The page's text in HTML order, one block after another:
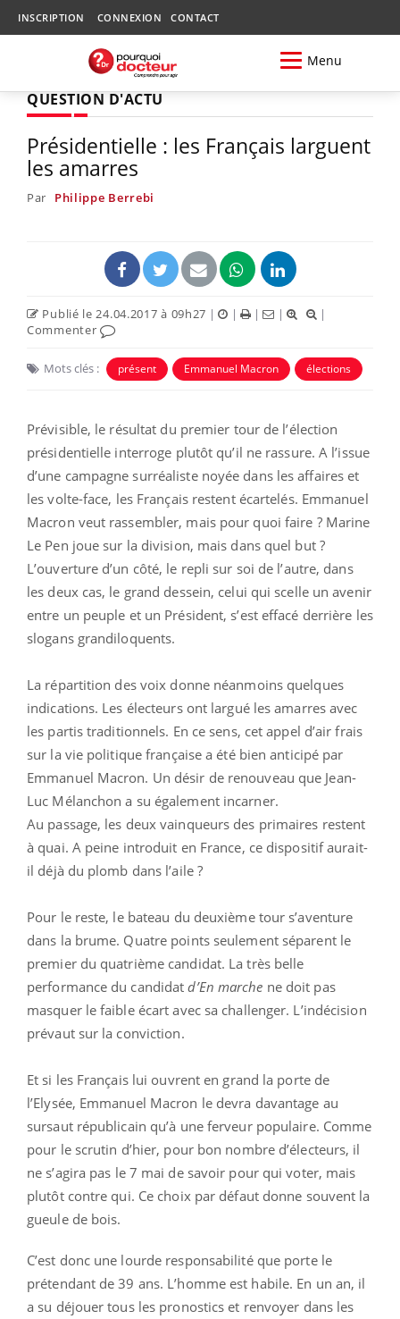
INSCRIPTION CONNEXION CONTACT
Menu
QUESTION D'ACTU
Présidentielle : les Français larguent
les amarres
Par Philippe Berrebi
Publié le 24.04.2017 à 09h27 | | | |
|
Commenter
Mots clés : présent Emmanuel Macron élections
Prévisible, le résultat du premier tour de l’élection
présidentielle interroge plutôt qu’il ne rassure. A l’issue
d’une campagne surréaliste noyée dans les affaires et
les volte-face, les Français restent écartelés. Emmanuel
Macron veut rassembler, mais pour quoi faire ? Marine
Le Pen joue sur la division, mais dans quel but ?
L’ouverture d’un côté, le repli sur soi de l’autre, dans
les deux cas, le grand dessein, celui qui scelle un avenir
entre un peuple et un Président, s’est effacé derrière les
slogans grandiloquents.
La répartition des voix donne néanmoins quelques
indications. Les électeurs ont largué les amarres avec
les partis traditionnels. En ce sens, cet appel d’air frais
sur la vie politique française a été bien anticipé par
Emmanuel Macron. Un désir de renouveau que Jean-
Luc Mélanchon a su également incarner.
Au passage, les deux vainqueurs des primaires restent
à quai. A peine introduit en France, ce dispositif aurait-
il déjà du plomb dans l’aile ?
Pour le reste, le bateau du deuxième tour s’aventure
dans la brume. Quatre points seulement séparent le
premier du quatrième candidat. La très belle
performance du candidatd’En marche ne doit pas
masquer le faible écart avec sa challenger. L’indécision
prévaut sur la conviction.
Et si les Français lui ouvrent en grand la porte de
l’Elysée, Emmanuel Macron le devra davantage au
sursaut républicain qu’à une ferveur populaire. Comme
pour le scrutin d’hier, pour bon nombre d’électeurs, il
ne s’agira pas le 7 mai de savoir pour qui voter, mais
plutôt contre qui. Ce choix par défaut donne souvent la
gueule de bois.
C’est donc une lourde responsabilité que porte le
prétendant de 39 ans. L’homme est habile. En un an, il
a su déjouer tous les pronostics et renvoyer dans les